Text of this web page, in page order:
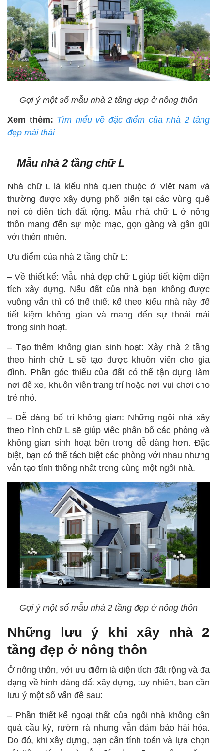
Gợi ý một số mẫu nhà 2 tầng đẹp ở nông thôn
Xem thêm: Tìm hiểu về đặc điểm của nhà 2 tầng
đẹp mái thái
Mẫu nhà 2 tầng chữ L
Nhà chữ L là kiểu nhà quen thuộc ở Việt Nam và
thường được xây dựng phổ biến tại các vùng quê
nơi có diện tích đất rộng. Mẫu nhà chữ L ở nông
thôn mang đến sự mộc mạc, gọn gàng và gần gũi
với thiên nhiên.
Ưu điểm của nhà 2 tầng chữ L:
– Về thiết kế: Mẫu nhà đẹp chữ L giúp tiết kiệm diện
tích xây dựng. Nếu đất của nhà bạn không được
vuông vắn thì có thể thiết kế theo kiểu nhà này để
tiết kiệm không gian và mang đến sự thoải mái
trong sinh hoạt.
– Tạo thêm không gian sinh hoạt: Xây nhà 2 tầng
theo hình chữ L sẽ tạo được khuôn viên cho gia
đình. Phần góc thiếu của đất có thể tận dụng làm
nơi để xe, khuôn viên trang trí hoặc nơi vui chơi cho
trẻ nhỏ.
– Dễ dàng bố trí không gian: Những ngôi nhà xây
theo hình chữ L sẽ giúp việc phân bố các phòng và
không gian sinh hoạt bên trong dễ dàng hơn. Đặc
biệt, bạn có thể tách biệt các phòng với nhau nhưng
vẫn tạo tính thống nhất trong cùng một ngôi nhà.
Gợi ý một số mẫu nhà 2 tầng đẹp ở nông thôn
Những lưu ý khi xây nhà 2
tầng đẹp ở nông thôn
Ở nông thôn, với ưu điểm là diện tích đất rộng và đa
dạng về hình dáng đất xây dựng, tuy nhiên, bạn cần
lưu ý một số vấn đề sau:
– Phần thiết kế ngoại thất của ngôi nhà không cần
quá cầu kỳ, rườm rà nhưng vẫn đảm bảo hài hòa.
Do đó, khi xây dựng, bạn cần tính toán và lựa chọn